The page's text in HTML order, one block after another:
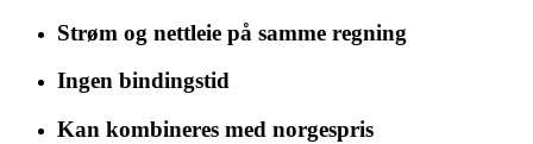
Strøm og nettleie på samme regning
Ingen bindingstid
Kan kombineres med norgespris